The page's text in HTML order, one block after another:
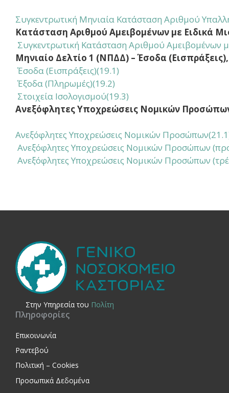
Συγκεντρωτική Μηνιαία Κατάσταση Αριθμού
Κατάσταση Αριθμού Αμειβομένων με Ειδικά
Συγκεντρωτική Κατάσταση Αριθμού Αμειβομένων
Μηνιαίο Δελτίο 1 (ΝΠΔΔ) – Έσοδα
Έσοδα (Εισπράξεις)(19.1)
Έξοδα (Πληρωμές)(19.2)
Στοιχεία Ισολογισμού(19.3)
Ανεξόφλητες Υποχρεώσεις Νομικών
Ανεξόφλητες Υποχρεώσεις Νομικών
Ανεξόφλητες Υποχρεώσεις Νομικών Προσώπων
Ανεξόφλητες Υποχρεώσεις Νομικών Προσώπων
Στην Yπηρεσία του Πολίτη
Πληροφορίες
Επικοινωνία
Ραντεβού
Πολιτική – Cookies
Προσωπικά Δεδομένα